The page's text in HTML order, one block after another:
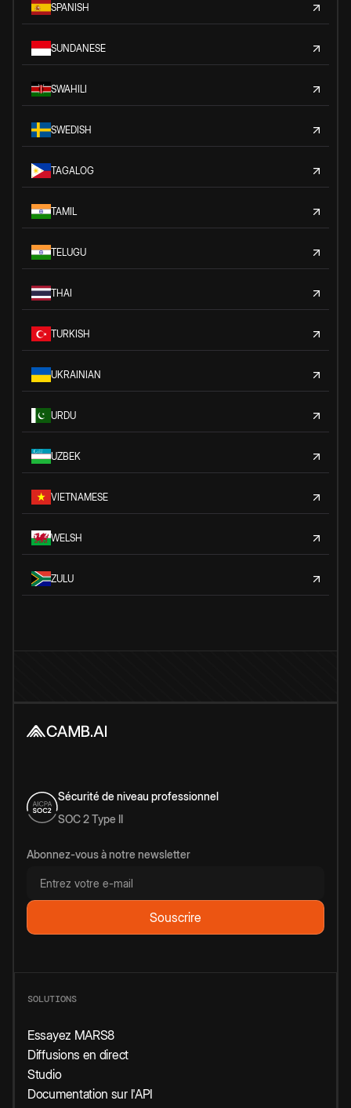
SPANISH
SUNDANESE
SWAHILI
SWEDISH
TAGALOG
TAMIL
TELUGU
THAI
TURKISH
UKRAINIAN
URDU
UZBEK
VIETNAMESE
WELSH
ZULU
Sécurité de niveau professionnel
SOC 2 Type II
Abonnez-vous à notre newsletter
SOLUTIONS
Essayez MARS8
Diffusions en direct
Studio
Documentation sur l'API